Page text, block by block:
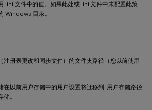
.ini 文件中的值。如果此处或 .ini 文件中未配置此策
Windows 目录。
注册表更改和同步文件）的文件夹路径（您以前使用
在以前用户存储中的用户设置将迁移到“用户存储路径”
。